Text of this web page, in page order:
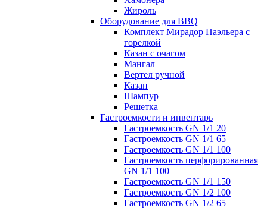
Жироль
Оборудование для BBQ
Комплект Мирадор Паэльера с
горелкой
Казан с очагом
Мангал
Вертел ручной
Казан
Шампур
Решетка
Гастроемкости и инвентарь
Гастроемкость GN 1/1 20
Гастроемкость GN 1/1 65
Гастроемкость GN 1/1 100
Гастроемкость перфорированная
GN 1/1 100
Гастроемкость GN 1/1 150
Гастроемкость GN 1/2 100
Гастроемкость GN 1/2 65